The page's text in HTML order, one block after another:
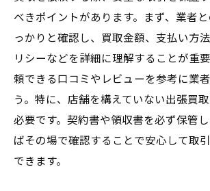
べきポイントがあります。まず、業者
っかりと確認し、買取金額、支払い方
リシーなどを詳細に理解することが重
頼できる口コミやレビューを参考に業
う。特に、店舗を構えていない出張買
必要です。契約書や領収書を必ず保管
ばその場で確認することで安心して取
できます。